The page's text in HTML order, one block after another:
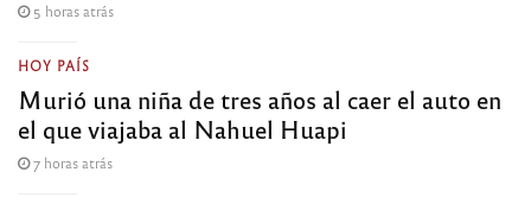
5 horas atrás
HOY PAÍS
Murió una niña de tres años al caer el auto en
el que viajaba al Nahuel Huapi
7 horas atrás